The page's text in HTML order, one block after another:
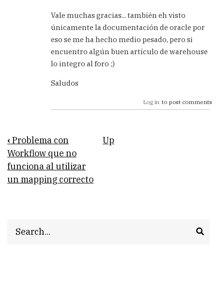
reply
Para
el
tema
de
manuales
Vale muchas gracias... también eh visto
únicamente la documentación de oracle por
eso se me ha hecho medio pesado, pero si
encuentro algún buen artículo de warehouse
lo integro al foro ;)
Saludos
Log in to post comments
Book
traversal
links
for
entre
‹ Problema con
Workflow que no
funciona al utilizar
un mapping correcto
Up